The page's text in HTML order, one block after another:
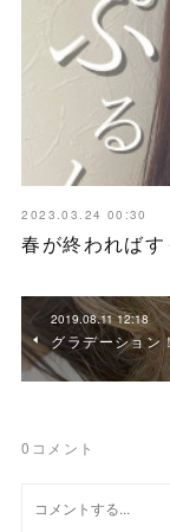
2023.03.24 00:30
春が終われば
2019.08.11 12:18
グラデーション
0 コメント